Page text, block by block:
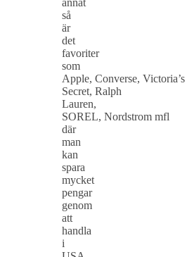
så
är
det
favoriter
som
Apple, Converse, Victoria’s
Secret, Ralph
Lauren,
SOREL, Nordstrom mfl
där
man
kan
spara
mycket
pengar
genom
att
handla
i